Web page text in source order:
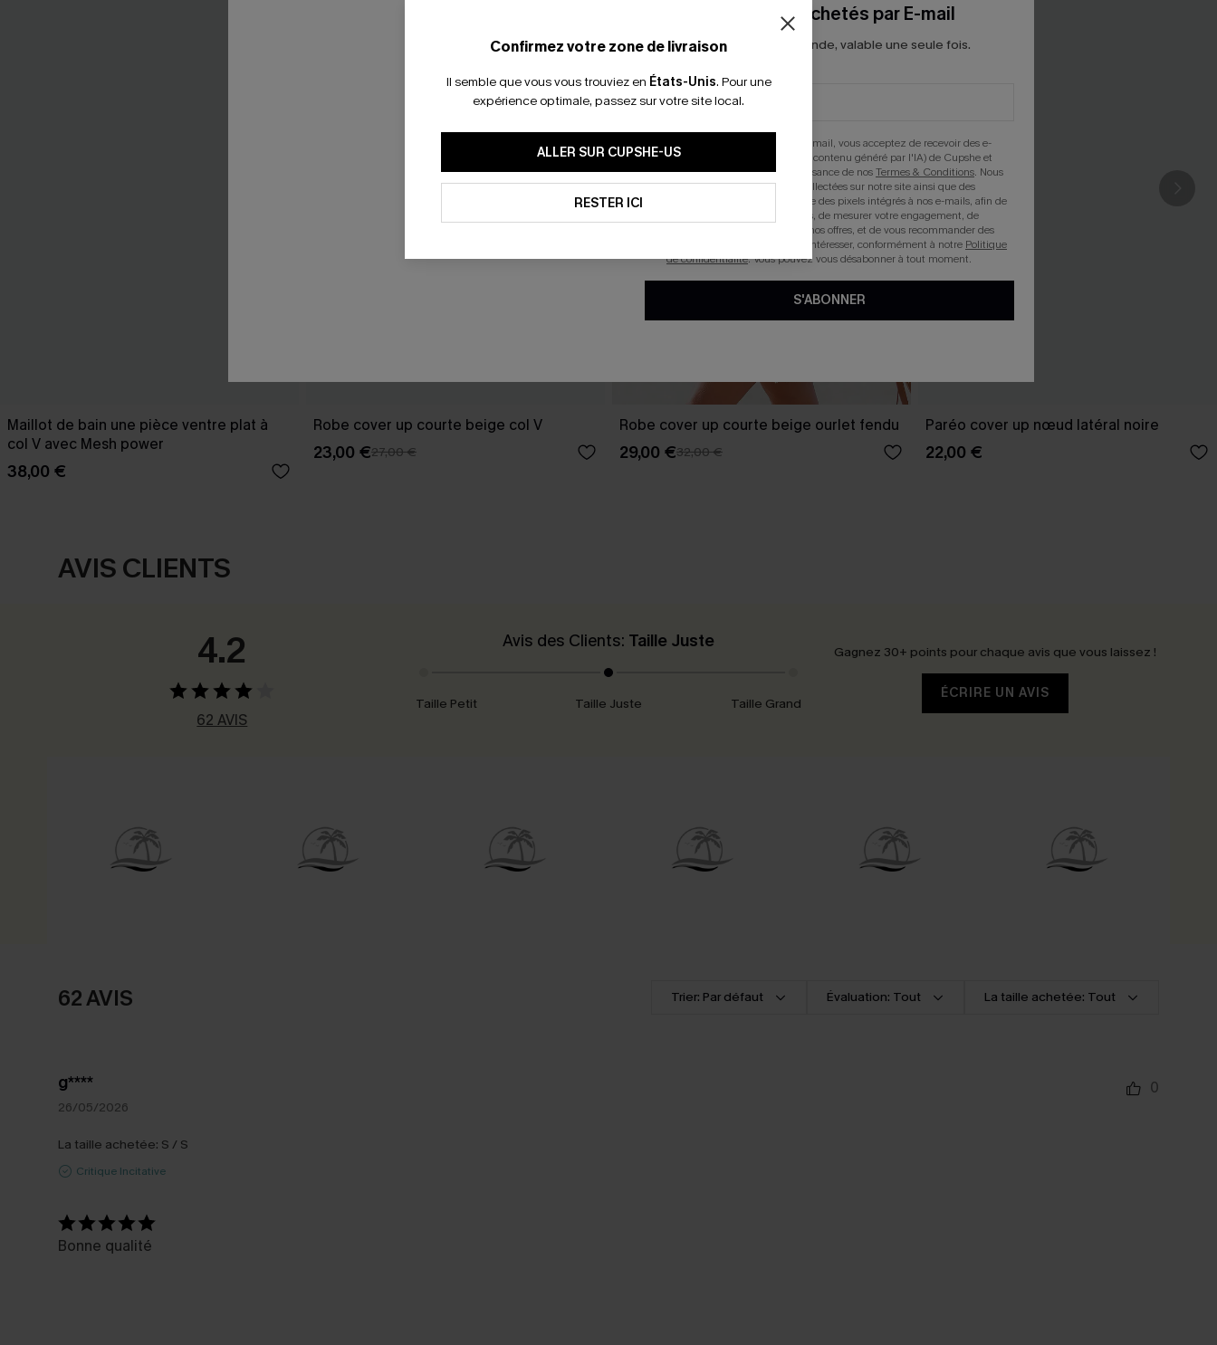
Maillot de bain une pièce ventre plat à
col V avec Mesh power
38,00 €
Robe cover up courte beige col V
23,00 €27,00 €
Robe cover up courte beige ourlet fendu
29,00 €32,00 €
Paréo cover up nœud latéral noire
22,00 €
AVIS CLIENTS
4.2
62 AVIS
Avis des Clients: Taille Juste
Taille Petit Taille Juste Taille Grand
Gagnez 30+ points pour chaque avis que vous laissez !
ÉCRIRE UN AVIS
62 AVIS Trier: Par défaut Évaluation: Tout La taille achetée: Tout
g****
26/05/2026
La taille achetée: S / S
Critique Incitative
0
Bonne qualité
Confirmez votre zone de livraison
Il semble que vous vous trouviez en États-Unis. Pour une
expérience optimale, passez sur votre site local.
ALLER SUR CUPSHE-US
RESTER ICI
-15% dès 2 Achetés par E-mail
*Un code par commande, valable une seule fois.
En soumettant votre adresse e-mail, vous acceptez de recevoir des e-
mails marketing (y compris du contenu généré par l'IA) de Cupshe et
reconnaissez avoir pris connaissance de nosTermes & Conditions. Nous
pouvons utiliser les données collectées sur notre site ainsi que des
technologies de suivi, telles que des pixels intégrés à nos e-mails, afin de
savoir si ceux-ci ont été ouverts, de mesurer votre engagement, de
personnaliser nos contenus et nos offres, et de vous recommander des
produits susceptibles de vous intéresser, conformément à notre Politique
de confidentialité. Vous pouvez vous désabonner à tout moment.
S'ABONNER